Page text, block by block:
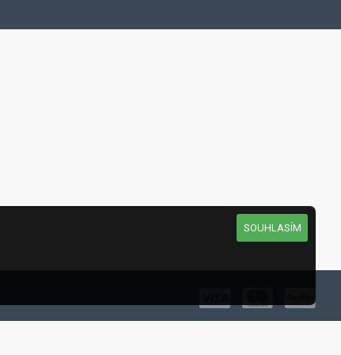
SOUHLASÍM